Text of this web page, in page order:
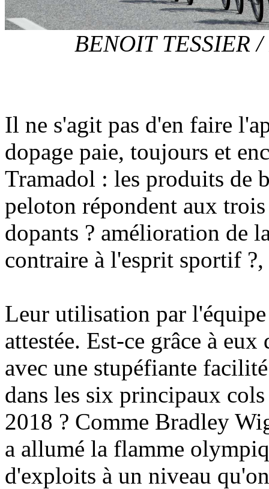
BENOIT TESSIER
Il ne s'agit pas d'en faire
dopage paie, toujours et
Tramadol : les produits de
peloton répondent aux
dopants ? amélioration de
contraire à l'esprit sportif
Leur utilisation par l'équipe
attestée. Est-ce grâce à
avec une stupéfiante
dans les six principaux
2018 ? Comme Bradley
a allumé la flamme
d'exploits à un niveau